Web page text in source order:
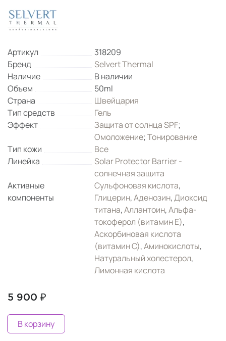
Артикул
318209
Бренд
Selvert Thermal
Наличие
В наличии
Объем
50ml
Страна
Швейцария
Тип средств
Гель
Эффект
Защита от солнца SPF;
Омоложение;Тонирование
Тип кожи
Все
Линейка
Solar Protector Barrier -
солнечная защита
Активные
компоненты
Сульфоновая кислота,
Глицерин,Аденозин,Диоксид
титана,Аллантоин,Альфа-
токоферол (витамин Е),
Аскорбиновая кислота
(витамин С),Аминокислоты,
Натуральный холестерол,
Лимонная кислота
5 900 ₽
В корзину